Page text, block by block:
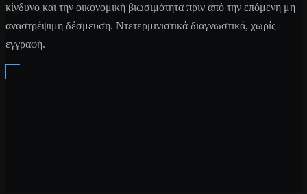
κίνδυνο και την οικονομική βιωσιμότητα πριν από την επόμενη μη
αναστρέψιμη δέσμευση. Ντετερμινιστικά διαγνωστικά, χωρίς
εγγραφή.